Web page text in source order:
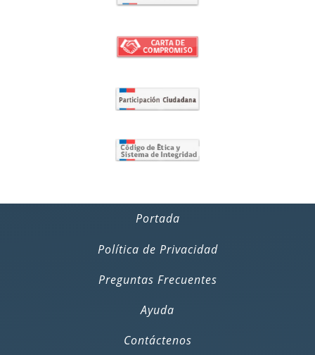
Portada
Política de Privacidad
Preguntas Frecuentes
Ayuda
Contáctenos